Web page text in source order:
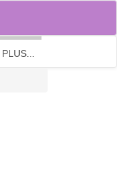
guidée
PLUS...